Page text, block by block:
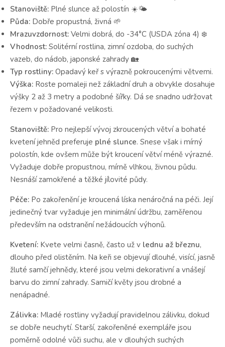
Stanoviště: Plné slunce až polostín ☀️🌤️
Půda: Dobře propustná, živná 🌱
Mrazuvzdornost: Velmi dobrá, do -34°C (USDA zóna 4) ❄️
Vhodnost: Solitérní rostlina, zimní ozdoba, do suchých
vazeb, do nádob, japonské zahrady 🏡
Typ rostliny: Opadavý keř s výrazně pokroucenými větvemi.
Výška: Roste pomaleji než základní druh a obvykle dosahuje
výšky 2 až 3 metry a podobné šířky. Dá se snadno udržovat
řezem v požadované velikosti.
Stanoviště: Pro nejlepší vývoj zkroucených větví a bohaté
kvetení jehněd preferuje plné slunce. Snese však i mírný
polostín, kde ovšem může být kroucení větví méně výrazné.
Vyžaduje dobře propustnou, mírně vlhkou, živnou půdu.
Nesnáší zamokřené a těžké jílovité půdy.
Péče: Po zakořenění je kroucená líska nenáročná na péči. Její
jedinečný tvar vyžaduje jen minimální údržbu, zaměřenou
především na odstranění nežádoucích výhonů.
Kvetení: Kvete velmi časně, často už v lednu až březnu,
dlouho před olistěním. Na keři se objevují dlouhé, visící, jasně
žluté samčí jehnědy, které jsou velmi dekorativní a vnášejí
barvu do zimní zahrady. Samičí květy jsou drobné a
nenápadné.
Zálivka: Mladé rostliny vyžadují pravidelnou zálivku, dokud
se dobře neuchytí. Starší, zakořeněné exempláře jsou
poměrně odolné vůči suchu, ale v dlouhých suchých